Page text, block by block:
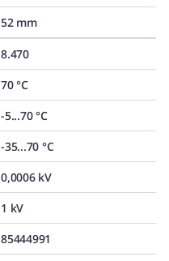
52 mm
8.470
70 °C
-5...70 °C
-35...70 °C
0,0006 kV
1 kV
85444991